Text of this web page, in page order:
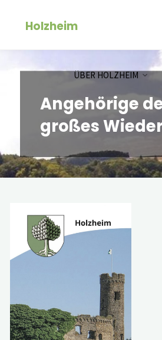
Holzheim
ÜBER HOLZHEIM
Angehörige
großes